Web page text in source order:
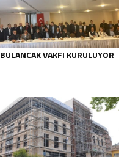
BULANCAK VAKFI KURULUYOR